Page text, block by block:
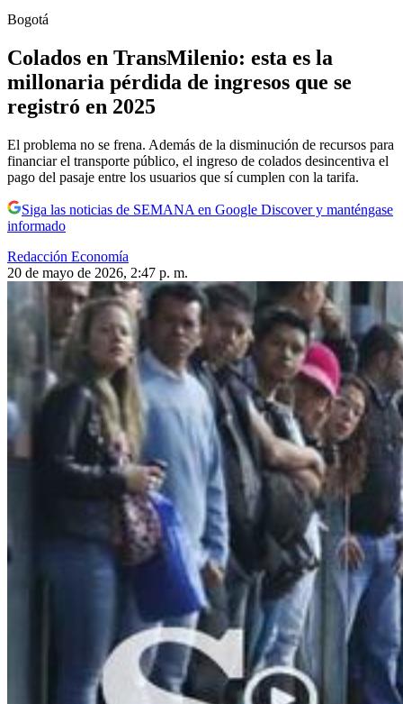
Bogotá
Colados en TransMilenio: esta es la
millonaria pérdida de ingresos que se
registró en 2025
El problema no se frena. Además de la disminución de recursos para
financiar el transporte público, el ingreso de colados desincentiva el
pago del pasaje entre los usuarios que sí cumplen con la tarifa.
Siga las noticias de SEMANA en Google Discover y manténgase
informado
Redacción Economía
20 de mayo de 2026, 2:47 p. m.